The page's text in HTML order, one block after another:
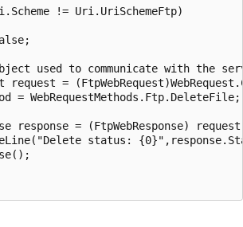
!= Uri.UriSchemeFtp)
used to communicate with the
request =
= WebRequestMethods.Ftp.DeleteFile;
response = (FtpWebResponse)
status: